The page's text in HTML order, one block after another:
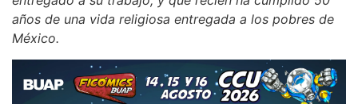
años de una vida religiosa entregada a los pobres de
México.